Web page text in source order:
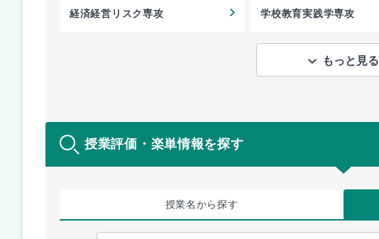
経済経営リスク専攻 学校教育実践学専攻
もっと見る
授業評価・楽単情報を探す
授業名から探す